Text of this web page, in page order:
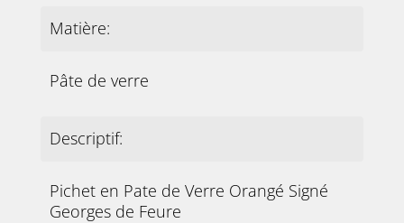
Matière:
Pâte de verre
Descriptif:
Pichet en Pate de Verre Orangé Signé
Georges de Feure